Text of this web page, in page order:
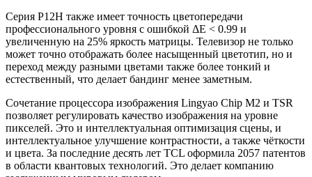
Серия P12H также имеет точность цветопередачи
профессионального уровня с ошибкой ΔE < 0.99 и
увеличенную на 25% яркость матрицы. Телевизор не только
может точно отображать более насыщенный цветотип, но и
переход между разными цветами также более тонкий и
естественный, что делает бандинг менее заметным.
Сочетание процессора изображения Lingyao Chip M2 и TSR
позволяет регулировать качество изображения на уровне
пикселей. Это и интеллектуальная оптимизация сцены, и
интеллектуальное улучшение контрастности, а также чёткости
и цвета. За последние десять лет TCL оформила 2057 патентов
в области квантовых технологий. Это делает компанию